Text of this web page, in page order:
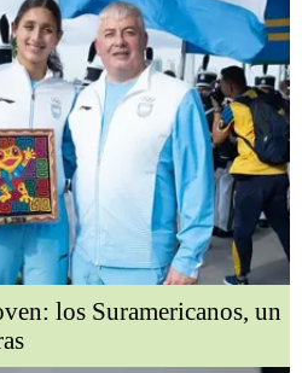
los Suramericanos, un